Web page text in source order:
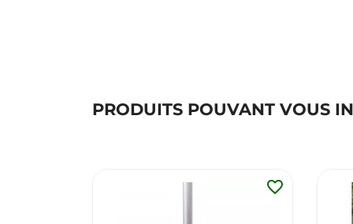
PRODUITS POUVANT VOUS
favorite_border